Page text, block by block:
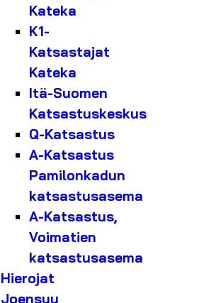
Kateka
K1-
Katsastajat
Kateka
Itä-Suomen
Katsastuskeskus
Q-Katsastus
A-Katsastus
Pamilonkadun
katsastusasema
A-Katsastus,
Voimatien
katsastusasema
Hierojat
Joensuu